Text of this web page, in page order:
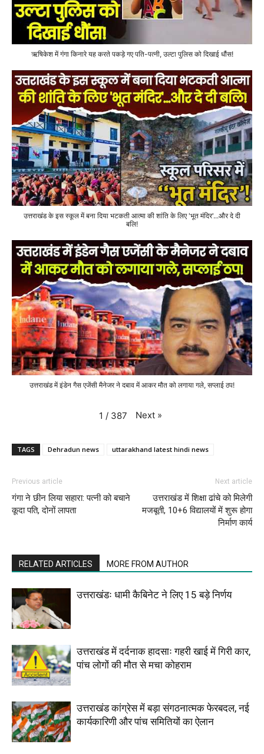
ऋषिकेश में गंगा किनारे यह करते पकड़े गए पति-पत्नी, उल्टा पुलिस को दिखाई धौंस!
उत्तराखंड के इस स्कूल में बना दिया भटकती आत्मा की शांति के लिए 'भूत मंदिर'...और दे दी
बलि!
उत्तराखंड में इंडेन गैस एजेंसी मैनेजर ने दबाव में आकर मौत को लगाया गले, सप्लाई ठप!
1 / 387 Next »
TAGS Dehradun news uttarakhand latest hindi news
Previous article
गंगा ने छीन लिया सहारा: पत्नी को बचाने
कूदा पति, दोनों लापता
Next article
उत्तराखंड में शिक्षा ढांचे को मिलेगी
मजबूती, 10+6 विद्यालयों में शुरू होगा
निर्माण कार्य
RELATED ARTICLES MORE FROM AUTHOR
उत्तराखंडः धामी कैबिनेट ने लिए 15 बड़े निर्णय
उत्तराखंड में दर्दनाक हादसाः गहरी खाई में गिरी कार,
पांच लोगों की मौत से मचा कोहराम
उत्तराखंड कांग्रेस में बड़ा संगठनात्मक फेरबदल, नई
कार्यकारिणी और पांच समितियों का ऐलान